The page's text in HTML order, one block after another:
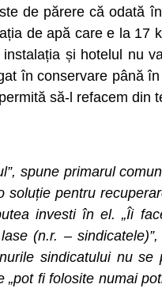
de părere că odată
de apă care e la 17
și hotelul nu
în conservare până
să-l refacem din
spune primarul
soluție pentru
investi în el. „Îi
(n.r. –
sindicatului nu
„pot fi folosite numai